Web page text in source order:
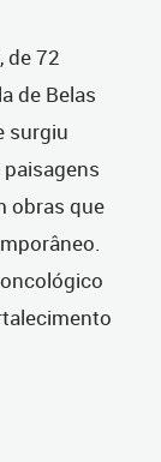
de 72
de Belas
surgiu
obras que